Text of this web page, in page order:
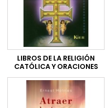
LIBROS DE LA RELIGIÓN
CATÓLICA Y ORACIONES